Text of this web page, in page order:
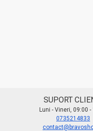
SUPORT
Luni - Vineri, 09:00 -
0735214833